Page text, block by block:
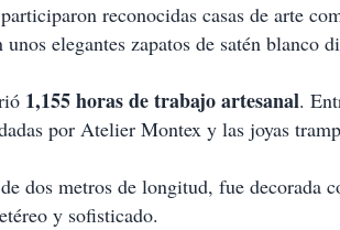
reconocidas casas de arte
elegantes zapatos de satén blanco
1,155 horas de trabajo artesanal.
por Atelier Montex y las joyas
dos metros de longitud, fue decorada
y sofisticado.